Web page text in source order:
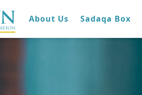
About Us Sadaqa Box